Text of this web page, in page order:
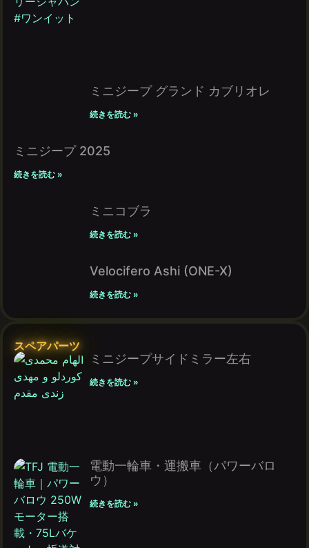
ミニジープ グランド カブリオレ
続きを読む »
ミニジープ 2025
続きを読む »
ミニコブラ
続きを読む »
Velocifero Ashi (ONE-X)
続きを読む »
スペアパーツ
ミニジープサイドミラー左右
続きを読む »
電動一輪車・運搬車（パワーバロ
ウ）
続きを読む »